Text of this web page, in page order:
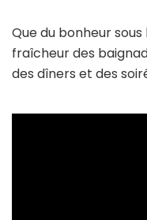
Que du bonheur
fraîcheur des
des dîners et des